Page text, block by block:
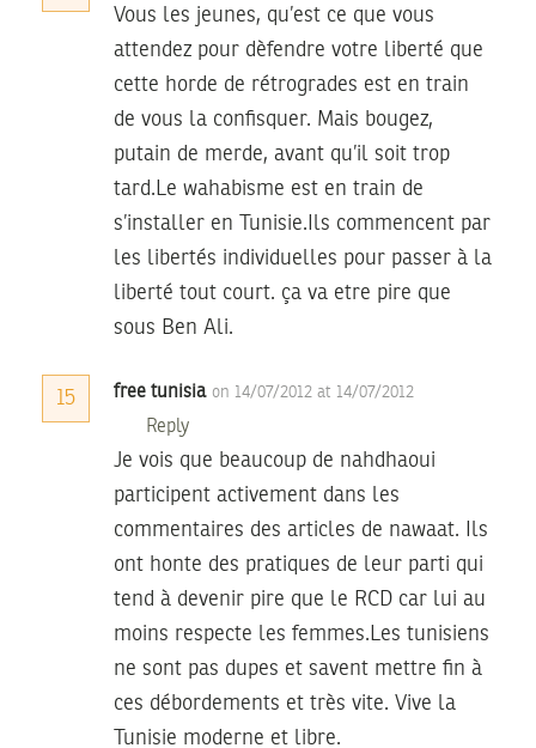
Vous les jeunes, qu’est ce que vous
attendez pour dèfendre votre liberté que
cette horde de rétrogrades est en train
de vous la confisquer. Mais bougez,
putain de merde, avant qu’il soit trop
tard.Le wahabisme est en train de
s’installer en Tunisie.Ils commencent par
les libertés individuelles pour passer à la
liberté tout court. ça va etre pire que
sous Ben Ali.
15 free tunisia on 14/07/2012 at 14/07/2012
Reply
Je vois que beaucoup de nahdhaoui
participent activement dans les
commentaires des articles de nawaat. Ils
ont honte des pratiques de leur parti qui
tend à devenir pire que le RCD car lui au
moins respecte les femmes.Les tunisiens
ne sont pas dupes et savent mettre fin à
ces débordements et très vite. Vive la
Tunisie moderne et libre.